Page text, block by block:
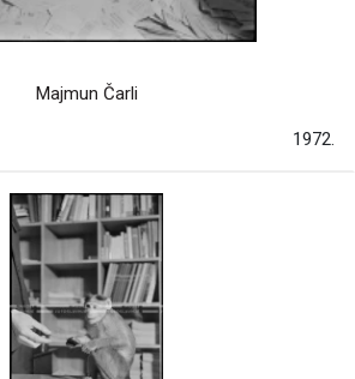
Majmun Čarli
1972.